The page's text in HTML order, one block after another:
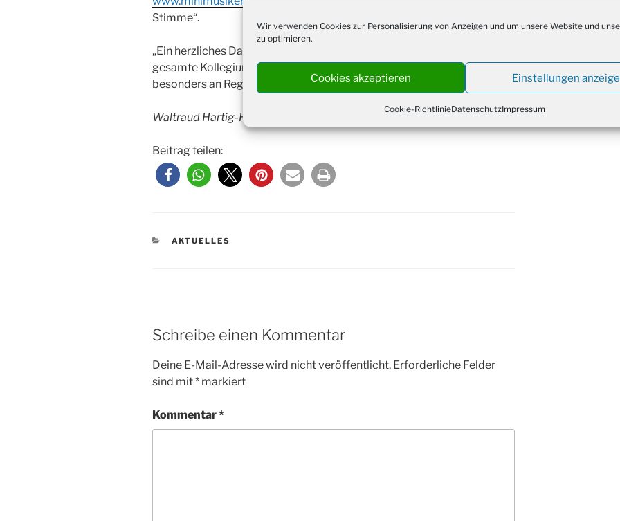
Wir verwenden Cookies zur Personalisierung von Anzeigen und um unsere Website und
zu optimieren.
Cookies akzeptieren Einstellungen
Cookie-RichtlinieDatenschutzImpressum
Stimme“.
„Ein herzliches Dankeschön geht an alle Schülerinnen und Schüler, das
gesamte Kollegium, unsere Sekretärin, unseren Hausmeister und ganz
besonders an Regine Melzer.“
Waltraud Hartig-Hietsch, Rektorin
Beitrag teilen:
KATEGORIEN
AKTUELLES
Schreibe einen Kommentar
Deine E-Mail-Adresse wird nicht veröffentlicht. Erforderliche Felder
sind mit* markiert
Kommentar*
24.12.